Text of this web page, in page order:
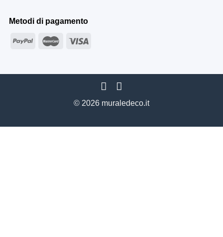
Metodi di pagamento
© 2026 muraledeco.it